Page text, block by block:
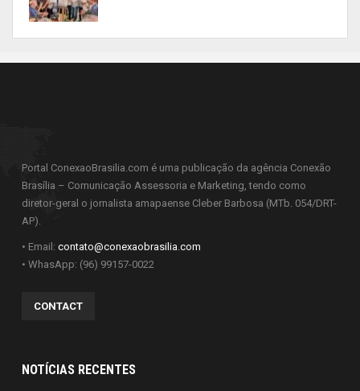
Portal ConexaoBrasilia.com é uma publicação da agência Conexão
Brasília – Comunicação Assessoria e Marketing, tendo como
diretor-geral o jornalista amapaense Cleber Barbosa (MTb. 054/DRT-
AP).
• Email: contato@conexaobrasilia.com
• WhasApp: (96) 99157-0022
CONTACT
NOTÍCIAS RECENTES